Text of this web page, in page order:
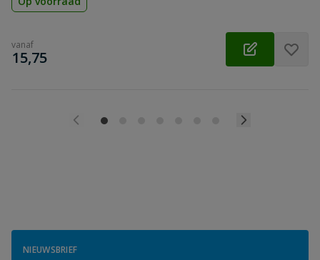
vanaf
€
15,75
NIEUWSBRIEF